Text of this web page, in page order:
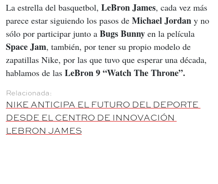
La estrella del basquetbol, LeBron James, cada vez más
parece estar siguiendo los pasos de Michael Jordan y no
sólo por participar junto a Bugs Bunny en la película
Space Jam, también, por tener su propio modelo de
zapatillas Nike, por las que tuvo que esperar una década,
hablamos de las LeBron 9 “Watch The Throne”.
NIKE ANTICIPA EL FUTURO DEL DEPORTE
DESDE EL CENTRO DE INNOVACIÓN
LEBRON JAMES